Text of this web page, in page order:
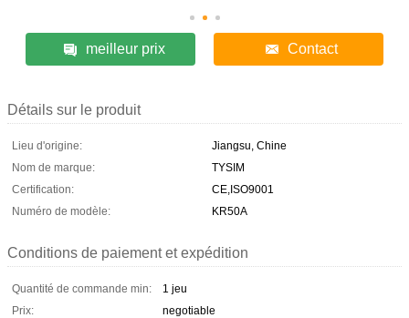
meilleur prix Contact
Détails sur le produit
Lieu d'origine:
Jiangsu, Chine
Nom de marque:
TYSIM
Certification:
CE,ISO9001
Numéro de modèle:
KR50A
Conditions de paiement et expédition
Quantité de commande min:
1 jeu
Prix:
negotiable